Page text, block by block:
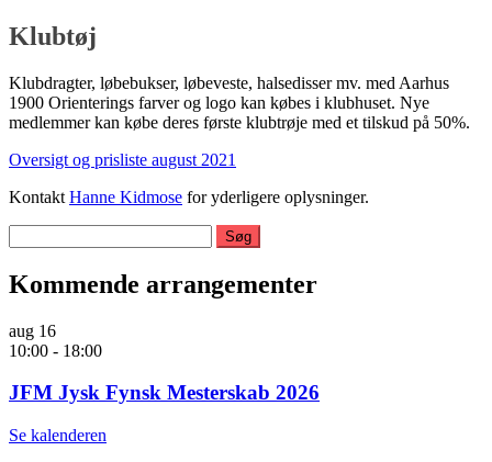
Klubtøj
Klubdragter, løbebukser, løbeveste, halsedisser mv. med Aarhus
1900 Orienterings farver og logo kan købes i klubhuset. Nye
medlemmer kan købe deres første klubtrøje med et tilskud på 50%.
Oversigt og prisliste august 2021
Kontakt Hanne Kidmose for yderligere oplysninger.
efter:
Kommende arrangementer
aug 16
10:00 - 18:00
JFM Jysk Fynsk Mesterskab 2026
Se kalenderen